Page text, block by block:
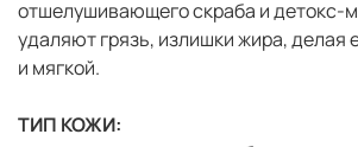
отшелушивающего скраба и детокс-
удаляют грязь, излишки жира, делая
и мягкой.
ТИП КОЖИ: